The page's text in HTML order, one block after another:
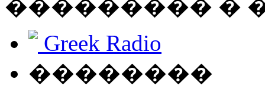
��������� �
Greek Radio
��������